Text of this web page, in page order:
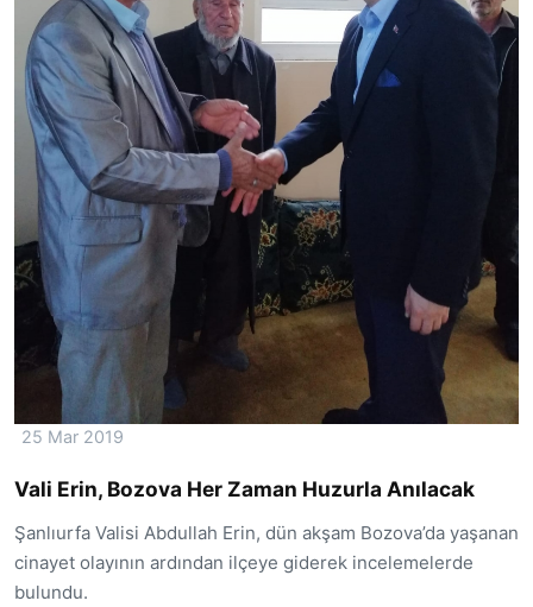
25 Mar 2019
Vali Erin, Bozova Her Zaman Huzurla Anılacak
Şanlıurfa Valisi Abdullah Erin, dün akşam Bozova’da yaşanan
cinayet olayının ardından ilçeye giderek incelemelerde
bulundu.